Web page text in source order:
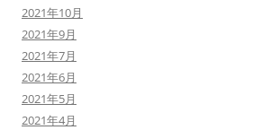
2021年10月
2021年9月
2021年7月
2021年6月
2021年5月
2021年4月